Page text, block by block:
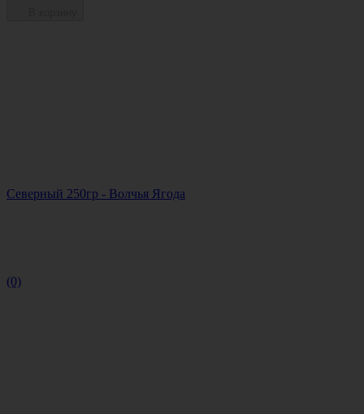
Северный 250гр - Волчья Ягода
(0)